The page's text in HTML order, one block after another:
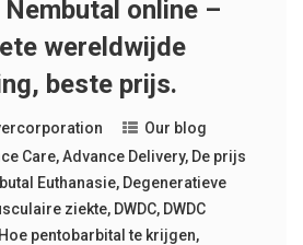
Nembutal online –
wereldwijde
beste prijs.
Our blog
Care,Advance Delivery, De prijs
Euthanasie, Degeneratieve
ziekte, DWDC, DWDC
Hoe pentobarbital te krijgen,